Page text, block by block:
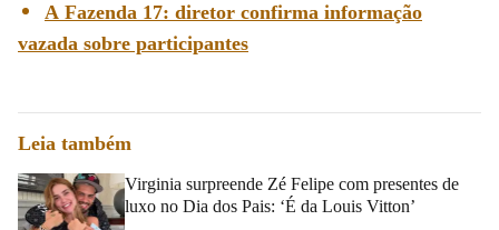
A Fazenda 17: diretor confirma informação
vazada sobre participantes
Leia também
Virginia surpreende Zé Felipe com presentes de
luxo no Dia dos Pais: ‘É da Louis Vitton’